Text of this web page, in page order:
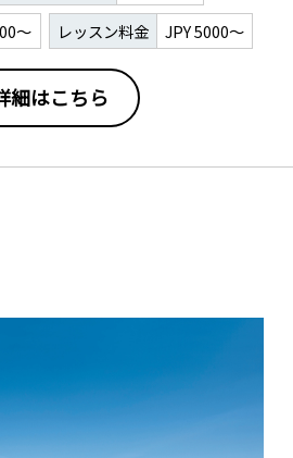
～ レッスン料金 JPY 5000～
細はこちら